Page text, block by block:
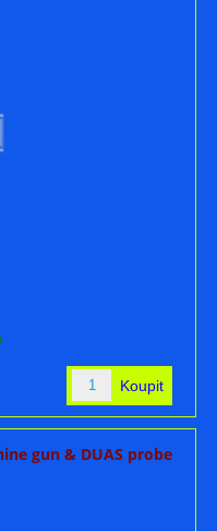
gun & DUAS probe